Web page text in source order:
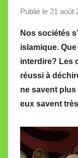
Publié le 21 août
Nos sociétés
islamique.
interdire? Les
réussi à
ne savent
eux savent